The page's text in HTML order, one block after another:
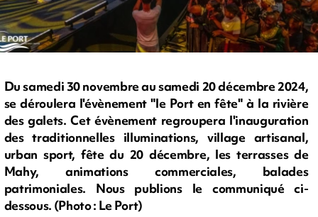
Du samedi 30 novembre au samedi 20 décembre 2024,
se déroulera l'évènement "le Port en fête" à la rivière
des galets. Cet évènement regroupera l'inauguration
des traditionnelles illuminations, village artisanal,
urban sport, fête du 20 décembre, les terrasses de
Mahy, animations commerciales, balades
patrimoniales. Nous publions le communiqué ci-
dessous. (Photo : Le Port)